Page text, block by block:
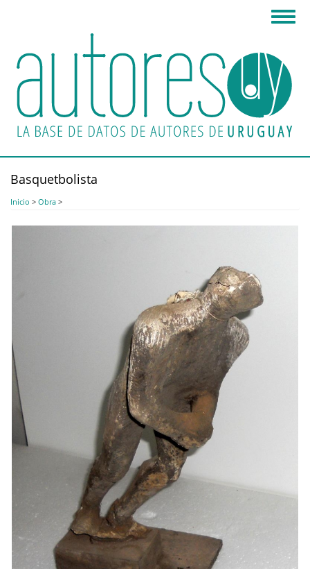
principal
Basquetbolista
Inicio > Obra >